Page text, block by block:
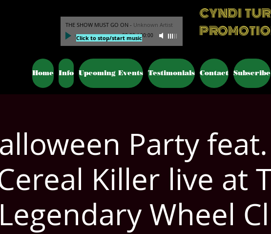
CYNDI
Home Info Upcoming Events Testimonials Contact Subscribe
THE SHOW MUST GO ON - Unknown Artist
00:00/00:00
Click to stop/start music
Party
Killer live at
Legendary Wheel